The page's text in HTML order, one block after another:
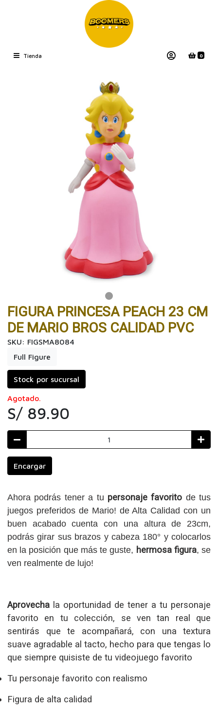
Tienda 0
FIGURA PRINCESA PEACH 23 CM
DE MARIO BROS CALIDAD PVC
SKU: FIGSMA8084
Full Figure
Stock por sucursal
Agotado.
S/ 89.90
Encargar
Ahora podrás tener a tu personaje favorito de tus
juegos preferidos de Mario! de Alta Calidad con un
buen acabado cuenta con una altura de 23cm,
podrás girar sus brazos y cabeza 180° y colocarlos
en la posición que más te guste, hermosa figura, se
ven realmente de lujo!
Aprovecha la oportunidad de tener a tu personaje
favorito en tu colección, se ven tan real que
sentirás que te acompañará, con una textura
suave agradable al tacto, hecho para que tengas lo
que siempre quisiste de tu videojuego favorito
Tu personaje favorito con realismo
Figura de alta calidad